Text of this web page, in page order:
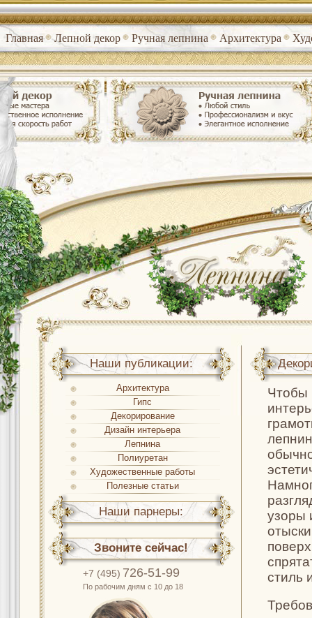
Главная Лепной декор Ручная лепнина Архитектура
Чтобы
узоры
стиль
Наши публикации:
Архитектура
Гипс
Декорирование
Дизайн интерьера
Лепнина
Полиуретан
Художественные работы
Полезные статьи
Наши парнеры:
Звоните сейчас!
+7 (495) 726-51-99
По рабочим дням с 10 до 18